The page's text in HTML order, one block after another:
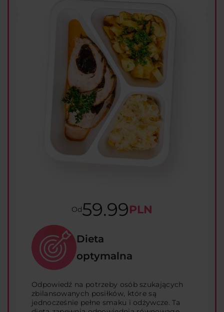
Od59.99PLN
Dieta
optymalna
Odpowiedź na potrzeby osób szukających
zbilansowanych posiłków, które są
jednocześnie pełne smaku i odżywcze. Ta